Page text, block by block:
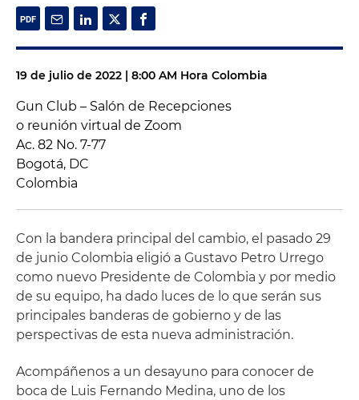
19 de julio de 2022 | 8:00 AM Hora Colombia
Gun Club – Salón de Recepciones
o reunión virtual de Zoom
Ac. 82 No. 7-77
Bogotá, DC
Colombia
Con la bandera principal del cambio, el pasado 29
de junio Colombia eligió a Gustavo Petro Urrego
como nuevo Presidente de Colombia y por medio
de su equipo, ha dado luces de lo que serán sus
principales banderas de gobierno y de las
perspectivas de esta nueva administración.
Acompáñenos a un desayuno para conocer de
boca de Luis Fernando Medina, uno de los